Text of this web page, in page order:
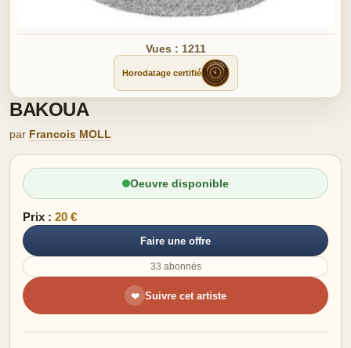
Vues : 1211
Horodatage certifié
BAKOUA
par Francois MOLL
Oeuvre disponible
Prix : 20 €
Faire une offre
33 abonnés
❤ Suivre cet artiste